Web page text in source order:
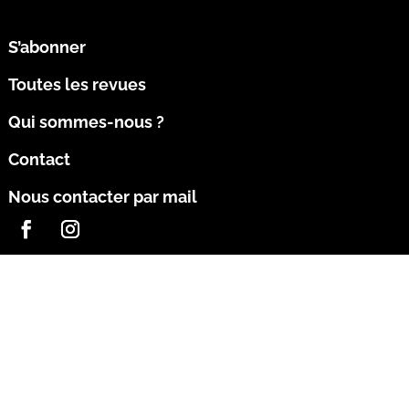
S’abonner
Toutes les revues
Qui sommes-nous ?
Contact
Nous contacter par mail